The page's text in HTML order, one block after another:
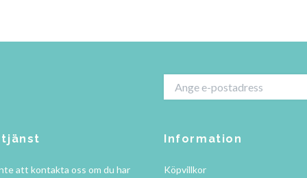
att kontakta oss om du har
Information
Köpvillkor